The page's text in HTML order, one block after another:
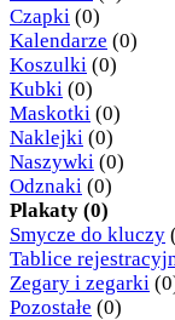
Czapki (0)
Kalendarze (0)
Koszulki (0)
Kubki (0)
Maskotki (0)
Naklejki (0)
Naszywki (0)
Odznaki (0)
Plakaty (0)
Smycze do kluczy
Tablice
Zegary i zegarki
Pozostałe (0)